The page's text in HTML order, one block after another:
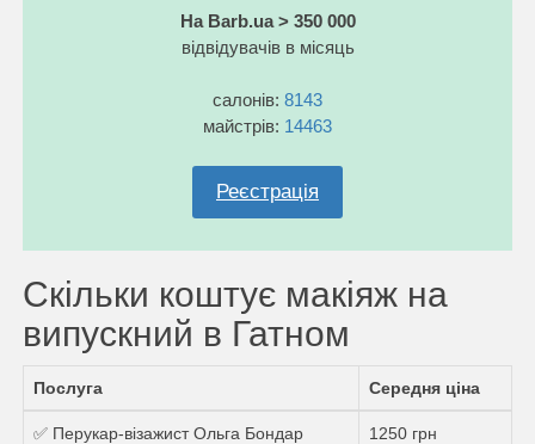
На Barb.ua > 350 000
відвідувачів в місяць
салонів: 8143
майстрів: 14463
Реєстрація
Скільки коштує макіяж на
випускний в Гатном
Послуга Середня ціна
✅ Перукар-візажист Ольга Бондар 1250 грн